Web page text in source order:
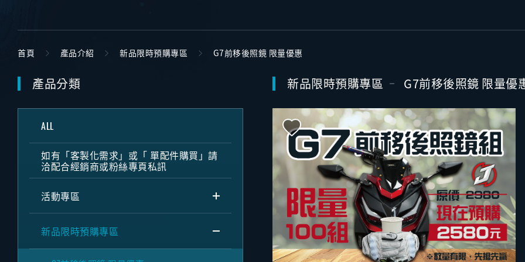
首頁 產品介紹 新品限時預購專區 G7前移後照鏡 限量優惠
產品分類
ALL
如有「客製化需求」或「 單配件購買」請
洽配合經銷商或粉絲專頁私訊
活動專區
新品限時預購專區
新品限時預購專區 G7前移後照鏡 限量優